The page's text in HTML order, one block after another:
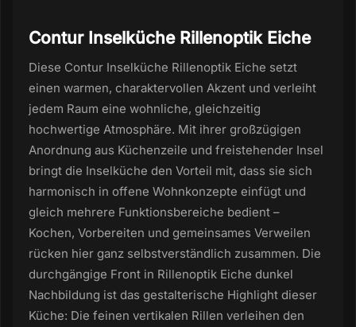
Contur Inselküche Rillenoptik Eiche
Diese Contur Inselküche Rillenoptik Eiche setzt
einen warmen, charaktervollen Akzent und verleiht
jedem Raum eine wohnliche, gleichzeitig
hochwertige Atmosphäre. Mit ihrer großzügigen
Anordnung aus Küchenzeile und freistehender Insel
bringt die Inselküche den Vorteil mit, dass sie sich
harmonisch in offene Wohnkonzepte einfügt und
gleich mehrere Funktionsbereiche bedient –
Kochen, Vorbereiten und gemeinsames Verweilen
rücken hier ganz selbstverständlich zusammen. Die
durchgängige Front in Rillenoptik Eiche dunkel
Nachbildung ist das gestalterische Highlight dieser
Küche: Die feinen vertikalen Rillen verleihen den